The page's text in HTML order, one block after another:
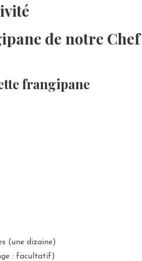
de notre Chef
frangipane
(une dizaine)
: facultatif)